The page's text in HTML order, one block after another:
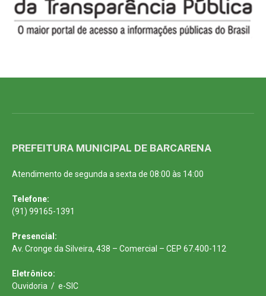
PREFEITURA MUNICIPAL DE BARCARENA
Atendimento de segunda a sexta de 08:00 às 14:00
Telefone:
(91) 99165-1391
Presencial:
Av. Cronge da Silveira, 438 – Comercial – CEP 67.400-112
Eletrônico:
Ouvidoria / e-SIC